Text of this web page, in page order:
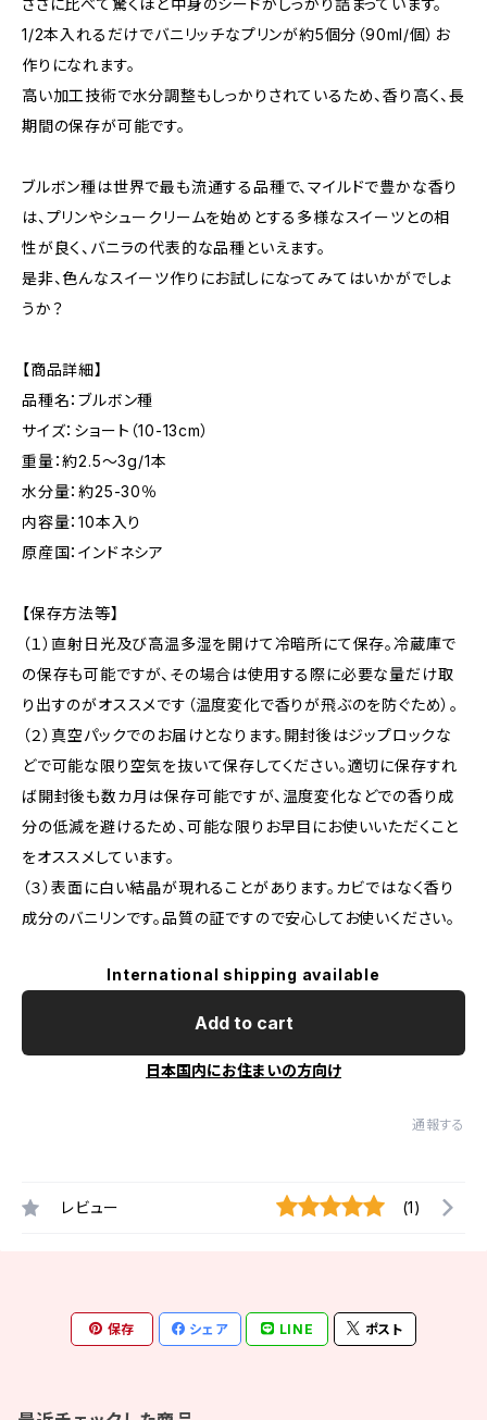
ささに比べて驚くほど中身のシードがしっかり詰まっています。
1/2本入れるだけでバニリッチなプリンが約5個分（90ml/個）お
作りになれます。
高い加工技術で水分調整もしっかりされているため、香り高く、長
期間の保存が可能です。
ブルボン種は世界で最も流通する品種で、マイルドで豊かな香り
は、プリンやシュークリームを始めとする多様なスイーツとの相
性が良く、バニラの代表的な品種といえます。
是非、色んなスイーツ作りにお試しになってみてはいかがでしょ
うか？
【商品詳細】
品種名：ブルボン種
サイズ：ショート（10-13cm）
重量：約2.5～3g/1本
水分量：約25-30％
内容量：10本入り
原産国：インドネシア
【保存方法等】
（１）直射日光及び高温多湿を開けて冷暗所にて保存。冷蔵庫で
の保存も可能ですが、その場合は使用する際に必要な量だけ取
り出すのがオススメです（温度変化で香りが飛ぶのを防ぐため）。
（２）真空パックでのお届けとなります。開封後はジップロックな
どで可能な限り空気を抜いて保存してください。適切に保存すれ
ば開封後も数カ月は保存可能ですが、温度変化などでの香り成
分の低減を避けるため、可能な限りお早目にお使いいただくこと
をオススメしています。
（３）表面に白い結晶が現れることがあります。カビではなく香り
成分のバニリンです。品質の証ですので安心してお使いください。
International shipping available
Add to cart
日本国内にお住まいの方向け
通報する
レビュー (1)
保存 シェア LINE ポスト